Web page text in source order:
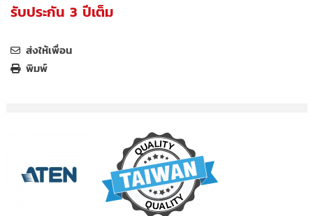
รับประกัน 3 ปีเต็ม
ส่งให้เพื่อน
พิมพ์